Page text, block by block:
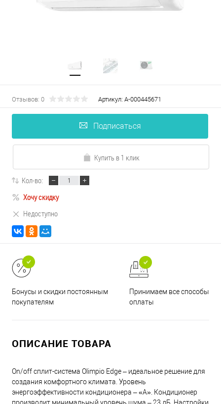
Отзывов: 0 Артикул: А-000445671
Подписаться
Купить в 1 клик
Кол-во:
Хочу скидку
Недоступно
Бонусы и скидки постоянным
покупателям
Принимаем все способы
оплаты
ОПИСАНИЕ ТОВАРА
On/off сплит-система Olimpio Edge – идеальное решение для
создания комфортного климата. Уровень
энергоэффективности кондиционера – «А». Кондиционер
производит минимальный уровень шума – 23 дБ. Настройки